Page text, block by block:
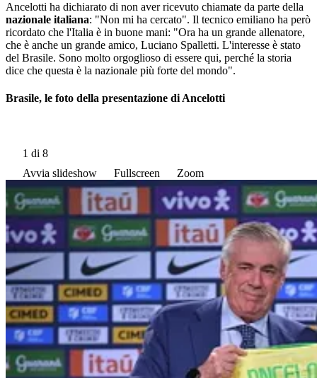
Ancelotti ha dichiarato di non aver ricevuto chiamate da parte della
nazionale italiana: "Non mi ha cercato". Il tecnico emiliano ha però
ricordato che l'Italia è in buone mani: "Ora ha un grande allenatore,
che è anche un grande amico, Luciano Spalletti. L'interesse è stato
del Brasile. Sono molto orgoglioso di essere qui, perché la storia
dice che questa è la nazionale più forte del mondo".
Brasile, le foto della presentazione di Ancelotti
1 di 8
Avvia slideshow
Fullscreen Zoom